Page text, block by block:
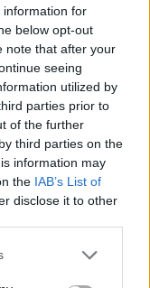
information for
below opt-out
note that after your
seeing
utilized by
parties prior to
of the further
third parties on the
information may
the IAB’s List of
disclose it to other
για πλήρη
η
να
τα